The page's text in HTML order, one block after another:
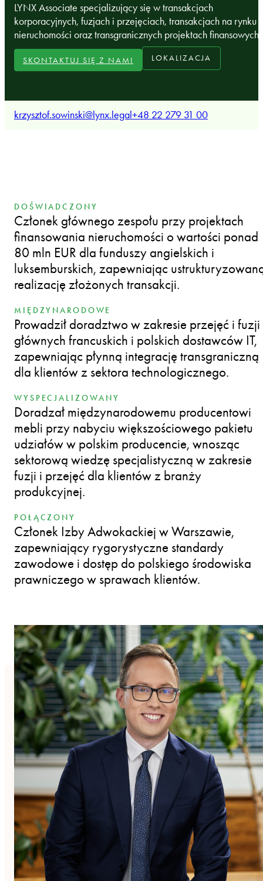
LYNX Associate specjalizujący się w transakcjach
korporacyjnych, fuzjach i przejęciach, transakcjach na rynku
nieruchomości oraz transgranicznych projektach finansowych.
SKONTAKTUJ SIĘ Z NAMI LOKALIZACJA
krzysztof.sowinski@lynx.legal+48 22 279 31 00
DOŚWIADCZONY
Członek głównego zespołu przy projektach
finansowania nieruchomości o wartości ponad
80 mln EUR dla funduszy angielskich i
luksemburskich, zapewniając
realizację złożonych transakcji.
MIĘDZYNARODOWE
Prowadził doradztwo w zakresie przejęć i fuzji
głównych francuskich i polskich dostawców IT,
zapewniając płynną integrację transgraniczną
dla klientów z sektora technologicznego.
WYSPECJALIZOWANY
Doradzał międzynarodowemu producentowi
mebli przy nabyciu większościowego pakietu
udziałów w polskim producencie, wnosząc
sektorową wiedzę specjalistyczną w zakresie
fuzji i przejęć dla klientów z branży
produkcyjnej.
POŁĄCZONY
Członek Izby Adwokackiej w Warszawie,
zapewniający rygorystyczne standardy
zawodowe i dostęp do polskiego środowiska
prawniczego w sprawach klientów.